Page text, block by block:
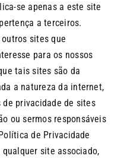
se apenas a este site
a terceiros.
sites que
para os nossos
tais sites são da
a natureza da internet,
privacidade de sites
ou sermos responsáveis
de Privacidade
site associado,